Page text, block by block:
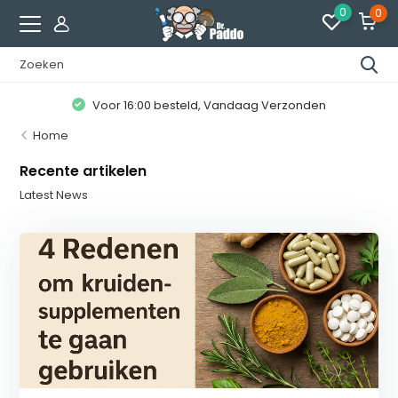
0 0
Voor 16:00 besteld, Vandaag Verzonden
Home
Recente artikelen
Latest News